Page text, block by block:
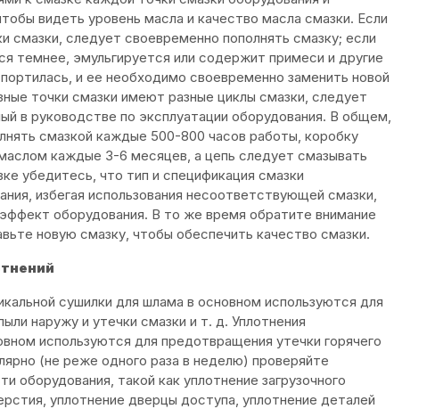
видеть уровень масла и качество масла смазки. Если
смазки, следует своевременно пополнять смазку; если
темнее, эмульгируется или содержит примеси и другие
и ее необходимо своевременно заменить новой
точки смазки имеют разные циклы смазки, следует
в руководстве по эксплуатации оборудования. В общем,
смазкой каждые 500-800 часов работы, коробку
каждые 3-6 месяцев, а цепь следует смазывать
убедитесь, что тип и спецификация смазки
избегая использования несоответствующей смазки,
оборудования. В то же время обратите внимание
новую смазку, чтобы обеспечить качество смазки.
сушилки для шлама в основном используются для
наружу и утечки смазки и т. д. Уплотнения
используются для предотвращения утечки горячего
(не реже одного раза в неделю) проверяйте
оборудования, такой как уплотнение загрузочного
уплотнение дверцы доступа, уплотнение деталей